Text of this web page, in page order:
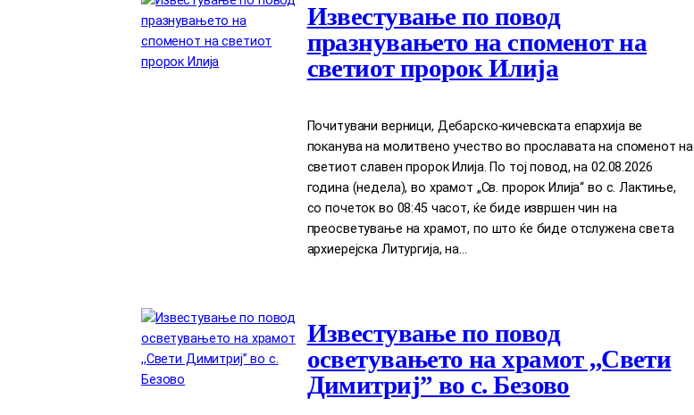
Известување по повод
празнувањето на споменот на
светиот пророк Илија
Почитувани верници, Дебарско-кичевската епархија ве
поканува на молитвено учество во прославата на споменот на
светиот славен пророк Илија. По тој повод, на 02.08.2026
година (недела), во храмот „Св. пророк Илија“ во с. Лактиње,
со почеток во 08:45 часот, ќе биде извршен чин на
преосветување на храмот, по што ќе биде отслужена света
архиерејска Литургија, на…
Известување по повод
осветувањето на храмот ,,Свети
Димитриј” во с. Безово